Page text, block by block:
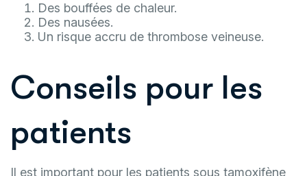
Des bouffées de chaleur.
Des nausées.
Un risque accru de thrombose veineuse.
Conseils pour les
patients
Il est important pour les patients sous tamoxifène